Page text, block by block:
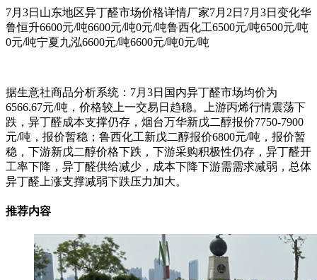
7月3日山东地区异丁醛市场价格详情厂家7月2日7月3日变化华
鲁恒升6600元/吨6600元/吨0元/吨鲁西化工6500元/吨6500元/吨
0元/吨宁夏九泓6600元/吨6600元/吨0元/吨
据生意社商品分析系统：7月3日国内异丁醛市场均价为
6566.67元/吨，价格较上一交易日趋稳。上游丙烯行情震荡下
跌，异丁醛成本支撑仍存，烟台万华新戊二醇报价7750-7900
元/吨，报价暂稳；鲁西化工新戊二醇报价6800元/吨，报价暂
稳，下游新戊二醇价格下跌，下游采购积极性仍存，异丁醛开
工率下降，异丁醛供给减少，成本下降下游需需求减弱，总体
异丁醛上涨支撑减弱下跌压力加大。
推荐内容